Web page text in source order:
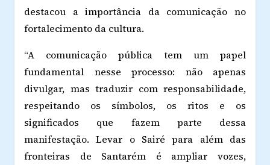
destacou a importância da comunicação no
fortalecimento da cultura.
“A comunicação pública tem um papel
fundamental nesse processo: não apenas
divulgar, mas traduzir com responsabilidade,
respeitando os símbolos, os ritos e os
significados que fazem parte dessa
manifestação. Levar o Sairé para além das
fronteiras de Santarém é ampliar vozes,